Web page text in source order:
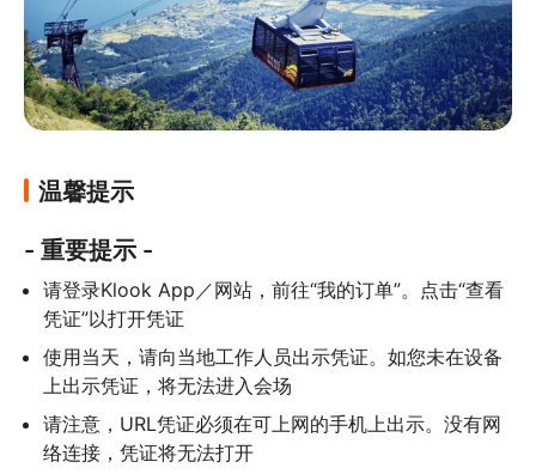
温馨提示
- 重要提示 -
请登录Klook App／网站，前往“我的订单”。点击“查看
凭证”以打开凭证
使用当天，请向当地工作人员出示凭证。如您未在设备
上出示凭证，将无法进入会场
请注意，URL凭证必须在可上网的手机上出示。没有网
络连接，凭证将无法打开